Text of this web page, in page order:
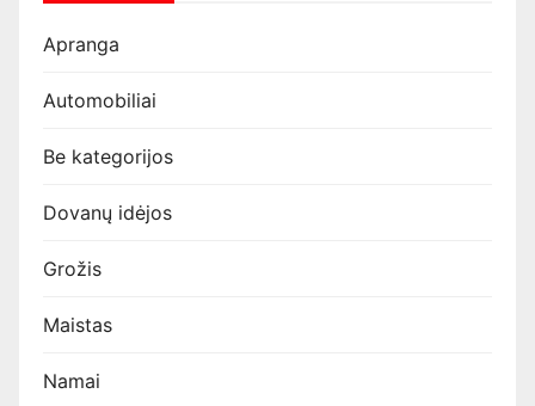
Apranga
Automobiliai
Be kategorijos
Dovanų idėjos
Grožis
Maistas
Namai